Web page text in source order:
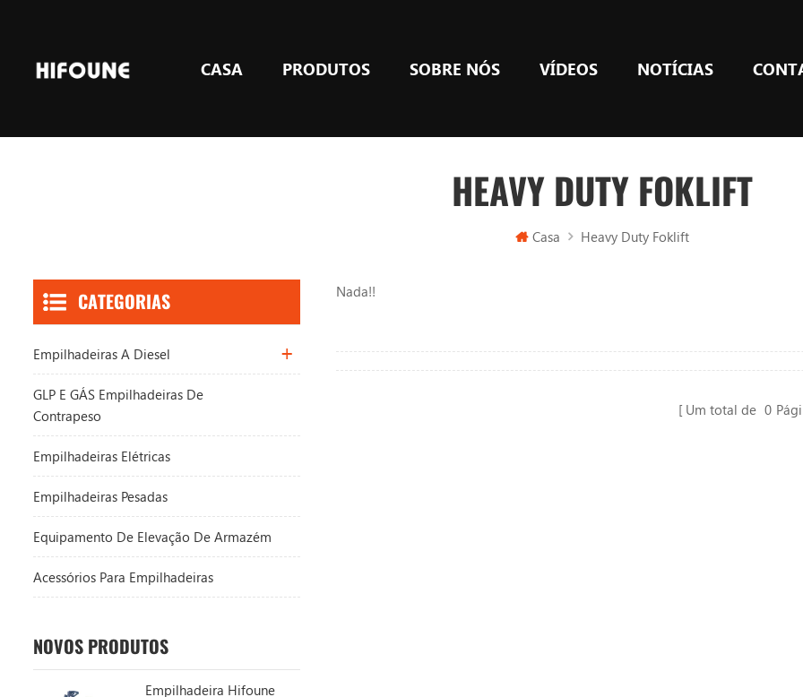
CASA PRODUTOS SOBRE NÓS VÍDEOS NOTÍCIAS
HEAVY DUTY FOKLIFT
Casa Heavy Duty Foklift
Nada!!
Um total de 0
CATEGORIAS
Empilhadeiras A Diesel
GLP E GÁS Empilhadeiras De
Contrapeso
Empilhadeiras Elétricas
Empilhadeiras Pesadas
Equipamento De Elevação De Armazém
Acessórios Para Empilhadeiras
NOVOS PRODUTOS
Empilhadeira Hifoune